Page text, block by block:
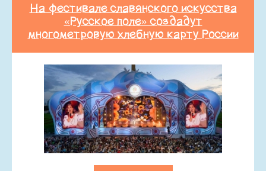
На фестивале славянского искусства
«Русское поле» создадут
многометровую хлебную карту России